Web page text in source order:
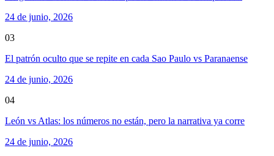
24 de junio, 2026
03
El patrón oculto que se repite en cada Sao Paulo vs Paranaense
24 de junio, 2026
04
León vs Atlas: los números no están, pero la narrativa ya corre
24 de junio, 2026